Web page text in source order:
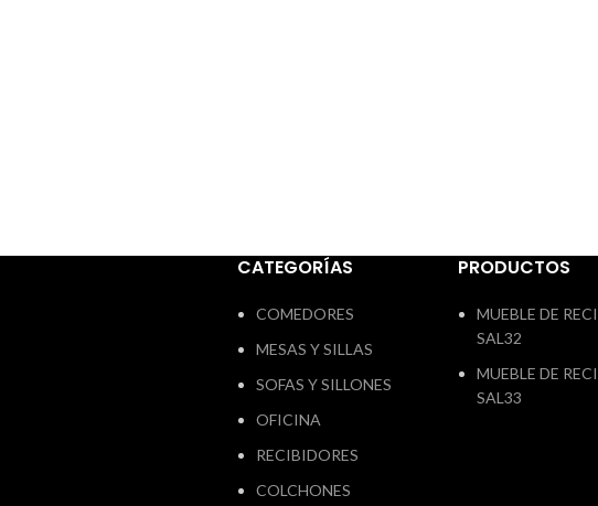
CATEGORÍAS
COMEDORES
MESAS Y SILLAS
SOFAS Y SILLONES
OFICINA
RECIBIDORES
COLCHONES
PRODUCTOS
MUEBLE DE
SAL32
MUEBLE DE
SAL33